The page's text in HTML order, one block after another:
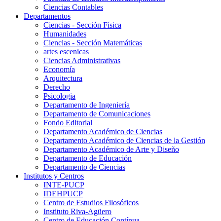
Ciencias Contables
Departamentos
Ciencias - Sección Física
Humanidades
Ciencias - Sección Matemáticas
artes escenicas
Ciencias Administrativas
Economía
Arquitectura
Derecho
Psicologia
Departamento de Ingeniería
Departamento de Comunicaciones
Fondo Editorial
Departamento Académico de Ciencias
Departamento Académico de Ciencias de la Gestión
Departamento Académico de Arte y Diseño
Departamento de Educación
Departamento de Ciencias
Institutos y Centros
INTE-PUCP
IDEHPUCP
Centro de Estudios Filosóficos
Instituto Riva-Agüero